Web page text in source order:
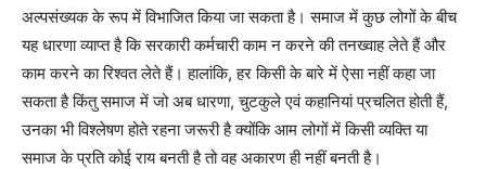
अल्पसंख्यक के रूप में विभाजित किया जा सकता है। समाज में कुछ लोगों के बीच
यह धारणा व्याप्त है कि सरकारी कर्मचारी काम न करने की तनख्वाह लेते हैं और
काम करने का रिश्वत लेते हैं। हालांकि, हर किसी के बारे में ऐसा नहीं कहा जा
सकता है किंतु समाज में जो अब धारणा, चुटकुले एवं कहानियां प्रचलित होती हैं,
उनका भी विश्लेषण होते रहना जरूरी है क्योंकि आम लोगों में किसी व्यक्ति या
समाज के प्रति कोई राय बनती है तो वह अकारण ही नहीं बनती है।